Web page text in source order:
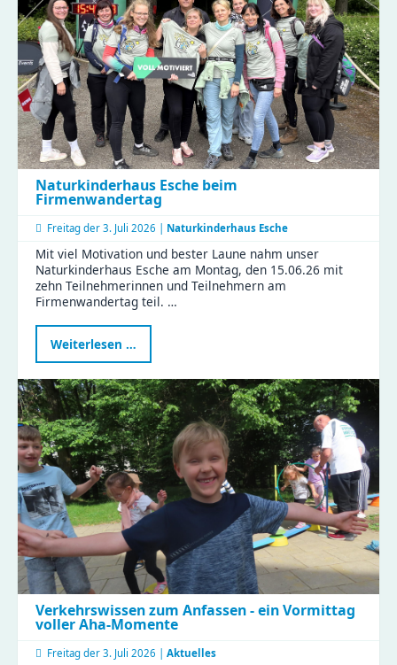
Naturkinderhaus Esche beim
Firmenwandertag
Freitag der 3. Juli 2026 | Naturkinderhaus Esche
Mit viel Motivation und bester Laune nahm unser
Naturkinderhaus Esche am Montag, den 15.06.26 mit
zehn Teilnehmerinnen und Teilnehmern am
Firmenwandertag teil. …
Weiterlesen …
Esche
beim
Firmenwandertag
Verkehrswissen zum Anfassen - ein Vormittag
voller Aha-Momente
Freitag der 3. Juli 2026 | Aktuelles